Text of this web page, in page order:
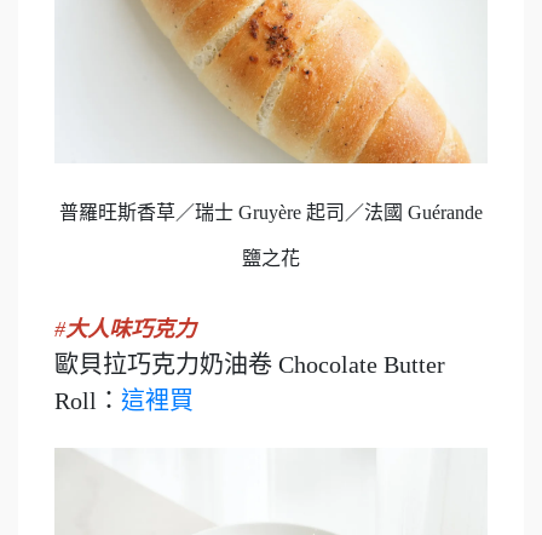
普羅旺斯香草／瑞士 Gruyère 起司／法國 Guérande
鹽之花
#大人味巧克力
歐貝拉巧克力奶油卷 Chocolate Butter
Roll： 這裡買